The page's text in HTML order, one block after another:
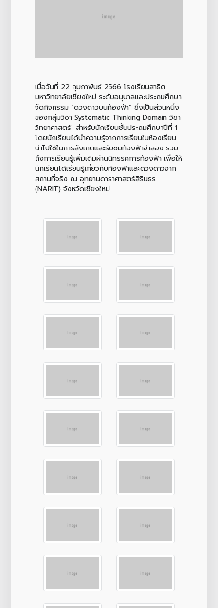
เมื่อวันที่ 22 กุมภาพันธ์ 2566 โรงเรียนสาธิต
มหาวิทยาลัยเชียงใหม่ ระดับอนุบาลและประถมศึกษา
จัดกิจกรรม “ดวงดาวบนท้องฟ้า” ซึ่งเป็นส่วนหนึ่ง
ของกลุ่มวิชา Systematic Thinking Domain วิชา
วิทยาศาสตร์ สำหรับนักเรียนชั้นประถมศึกษาปีที่ 1
โดยนักเรียนได้นำความรู้จากการเรียนในห้องเรียน
นำไปใช้ในการสังเกตและรับชมท้องฟ้าจำลอง รวม
ถึงการเรียนรู้เพิ่มเติมผ่านนิทรรศการท้องฟ้า เพื่อให้
นักเรียนได้เรียนรู้เกี่ยวกับท้องฟ้าและดวงดาวจาก
สถานที่จริง ณ อุทยานดาราศาสตร์สิรินธร
(NARIT) จังหวัดเชียงใหม่